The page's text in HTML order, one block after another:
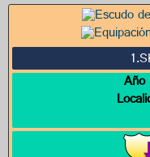
Año